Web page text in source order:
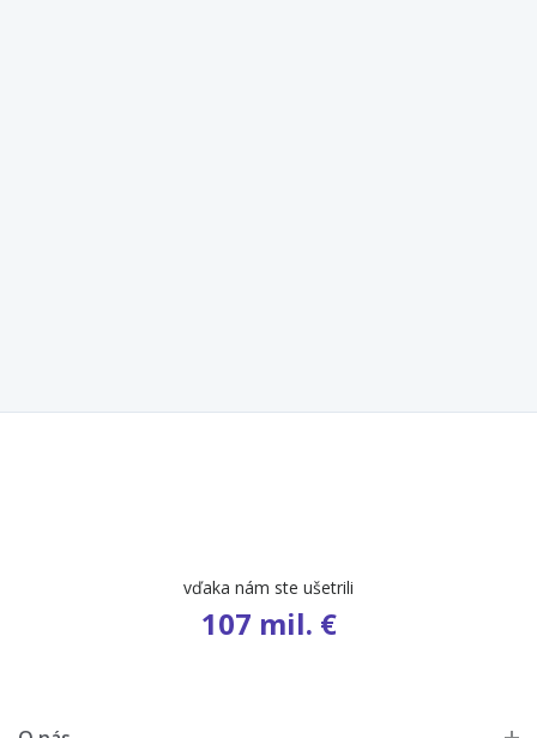
vďaka nám ste ušetrili
107 mil. €